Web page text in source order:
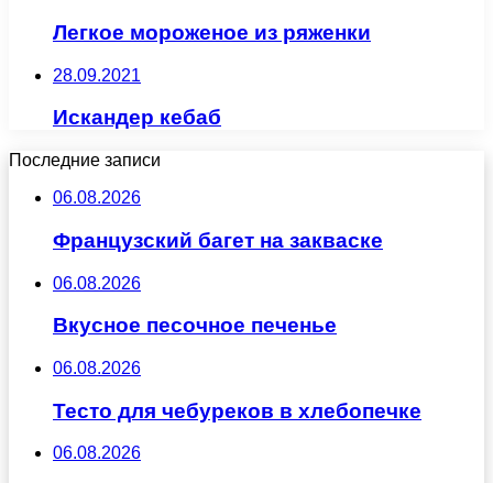
Легкое мороженое из ряженки
28.09.2021
Искандер кебаб
Последние записи
06.08.2026
Французский багет на закваске
06.08.2026
Вкусное песочное печенье
06.08.2026
Тесто для чебуреков в хлебопечке
06.08.2026